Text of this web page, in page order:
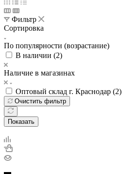
Фильтр
Сортировка
По популярности (возрастание)
В наличии (2)
Наличие в магазинах
Оптовый склад г. Краснодар (2)
Очистить фильтр
Показать